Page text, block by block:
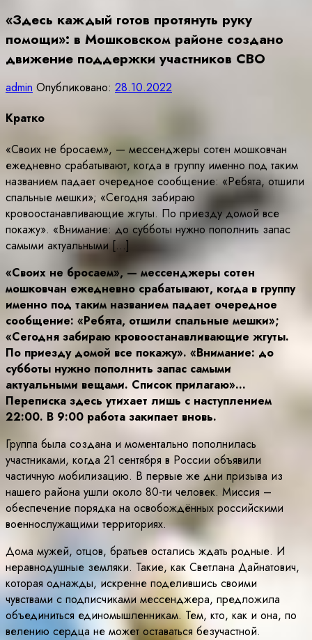
«Здесь каждый готов протянуть руку
помощи»: в Мошковском районе создано
движение поддержки участников СВО
admin Опубликовано: 28.10.2022
Кратко
«Своих не бросаем», — мессенджеры сотен мошковчан
ежедневно срабатывают, когда в группу именно под таким
названием падает очередное сообщение: «Ребята, отшили
спальные мешки»; «Сегодня забираю
кровоостанавливающие жгуты. По приезду домой все
покажу». «Внимание: до субботы нужно пополнить запас
самыми актуальными […]
«Своих не бросаем», — мессенджеры сотен
мошковчан ежедневно срабатывают, когда в группу
именно под таким названием падает очередное
сообщение: «Ребята, отшили спальные мешки»;
«Сегодня забираю кровоостанавливающие жгуты.
По приезду домой все покажу». «Внимание: до
субботы нужно пополнить запас самыми
актуальными вещами. Список прилагаю»…
Переписка здесь утихает лишь с наступлением
22:00. В 9:00 работа закипает вновь.
Группа была создана и моментально пополнилась
участниками, когда 21 сентября в России объявили
частичную мобилизацию. В первые же дни призыва из
нашего района ушли около 80-ти человек. Миссия –
обеспечение порядка на освобождённых российскими
военнослужащими территориях.
Дома мужей, отцов, братьев остались ждать родные. И
неравнодушные земляки. Такие, как Светлана Дайнатович,
которая однажды, искренне поделившись своими
чувствами с подписчиками мессенджера, предложила
объединиться единомышленникам. Тем, кто, как и она, по
велению сердца не может оставаться безучастной.